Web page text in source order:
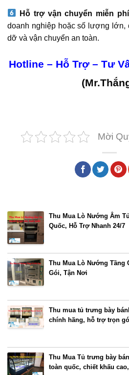
Hỗ trợ vận chuyển miễn phí
doanh nghiệp hoặc số lượng lớn,
dỡ và vận chuyển an toàn.
Hotline – Hỗ Trợ – Tư
Mời
Thu Mua Lò Nướng Âm
Quốc, Hỗ Trợ Nhanh 24/7
Thu Mua Lò Nướng Tầng
Gói, Tận Nơi
Thu mua tủ trưng bày
chính hãng, hỗ trợ trọn
Thu Mua Tủ trưng bày
toàn quốc, chiết khấu